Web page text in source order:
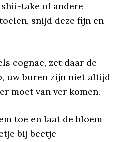
take of andere
snijd deze fijn en
cognac, zet daar de
uw buren zijn niet altijd
moet van ver komen.
toe en laat de bloem
bij beetje